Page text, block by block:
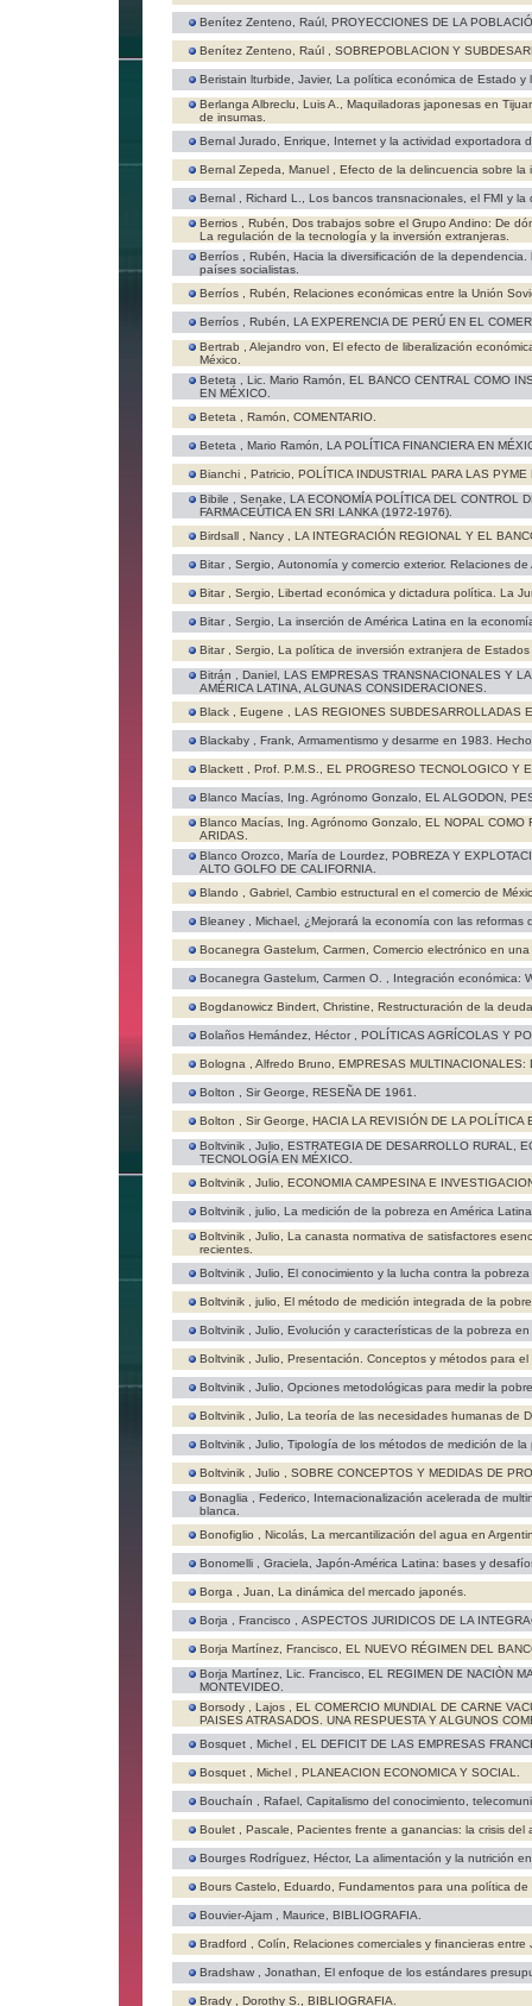
Benítez Zenteno, Raúl, PROYECCIONES DE LA
Benítez Zenteno, Raúl , SOBREPOBLACION Y
Beristain lturbide, Javier, La política económica de Estado y
Berlanga Albreclu, Luis A., Maquiladoras japonesas en
de insumas.
Bernal Jurado, Enrique, Internet y la actividad exportadora
Bernal Zepeda, Manuel , Efecto de la delincuencia sobre la
Bernal , Richard L., Los bancos transnacionales, el FMI y
Berrios , Rubén, Dos trabajos sobre el Grupo Andino: De
La regulación de la tecnología y la inversión extranjeras.
Berríos , Rubén, Hacia la diversificación de la
países socialistas.
Berríos , Rubén, Relaciones económicas entre la Unión
Berríos , Rubén, LA EXPERENCIA DE PERÚ EN EL
Bertrab , Alejandro von, El efecto de liberalización
México.
Beteta , Lic. Mario Ramón, EL BANCO CENTRAL COMO
EN MÉXICO.
Beteta , Ramón, COMENTARIO.
Beteta , Mario Ramón, LA POLÍTICA FINANCIERA EN
Bianchi , Patricio, POLÍTICA INDUSTRIAL PARA LAS
Bibile , Senake, LA ECONOMÍA POLÍTICA DEL CONTROL
FARMACEÚTICA EN SRI LANKA (1972-1976).
Birdsall , Nancy , LA INTEGRACIÓN REGIONAL Y EL
Bitar , Sergio, Autonomía y comercio exterior. Relaciones
Bitar , Sergio, Libertad económica y dictadura política. La
Bitar , Sergio, La inserción de América Latina en la
Bitar , Sergio, La política de inversión extranjera de Estados
Bitrán , Daniel, LAS EMPRESAS TRANSNACIONALES Y
AMÉRICA LATINA, ALGUNAS CONSIDERACIONES.
Black , Eugene , LAS REGIONES SUBDESARROLLADAS
Blackaby , Frank, Armamentismo y desarme en 1983.
Blackett , Prof. P.M.S., EL PROGRESO TECNOLOGICO Y
Blanco Macías, Ing. Agrónomo Gonzalo, EL ALGODON,
Blanco Macías, Ing. Agrónomo Gonzalo, EL NOPAL COMO
ARIDAS.
Blanco Orozco, María de Lourdez, POBREZA Y
ALTO GOLFO DE CALIFORNIA.
Blando , Gabriel, Cambio estructural en el comercio de
Bleaney , Michael, ¿Mejorará la economía con las reformas
Bocanegra Gastelum, Carmen, Comercio electrónico en
Bocanegra Gastelum, Carmen O. , Integración económica:
Bogdanowicz Bindert, Christine, Restructuración de la
Bolaños Hemández, Héctor , POLÍTICAS AGRÍCOLAS Y
Bologna , Alfredo Bruno, EMPRESAS MULTINACIONALES:
Bolton , Sir George, RESEÑA DE 1961.
Bolton , Sir George, HACIA LA REVISIÓN DE LA POLÍTICA
Boltvinik , Julio, ESTRATEGIA DE DESARROLLO RURAL,
TECNOLOGÍA EN MÉXICO.
Boltvinik , Julio, ECONOMIA CAMPESINA E
Boltvinik , julio, La medición de la pobreza en América
Boltvinik , Julio, La canasta normativa de satisfactores
recientes.
Boltvinik , Julio, El conocimiento y la lucha contra la
Boltvinik , julio, El método de medición integrada de la
Boltvinik , Julio, Evolución y características de la pobreza en
Boltvinik , Julio, Presentación. Conceptos y métodos para
Boltvinik , Julio, Opciones metodológicas para medir la
Boltvinik , Julio, La teoría de las necesidades humanas de
Boltvinik , Julio, Tipología de los métodos de medición de
Boltvinik , Julio , SOBRE CONCEPTOS Y MEDIDAS DE
Bonaglia , Federico, Internacionalización acelerada de
blanca.
Bonofiglio , Nicolás, La mercantilización del agua en
Bonomelli , Graciela, Japón-América Latina: bases y
Borga , Juan, La dinámica del mercado japonés.
Borja , Francisco , ASPECTOS JURIDICOS DE LA
Borja Martínez, Francisco, EL NUEVO RÉGIMEN DEL
Borja Martínez, Lic. Francisco, EL REGIMEN DE NACIÒN
MONTEVIDEO.
Borsody , Lajos , EL COMERCIO MUNDIAL DE CARNE
PAISES ATRASADOS. UNA RESPUESTA Y ALGUNOS
Bosquet , Michel , EL DEFICIT DE LAS EMPRESAS
Bosquet , Michel , PLANEACION ECONOMICA Y SOCIAL.
Bouchaín , Rafael, Capitalismo del conocimiento,
Boulet , Pascale, Pacientes frente a ganancias: la crisis del
Bourges Rodríguez, Héctor, La alimentación y la nutrición
Bours Castelo, Eduardo, Fundamentos para una política
Bouvier-Ajam , Maurice, BIBLIOGRAFIA.
Bradford , Colín, Relaciones comerciales y financieras entre
Bradshaw , Jonathan, El enfoque de los estándares
Brady , Dorothy S., BIBLIOGRAFIA.